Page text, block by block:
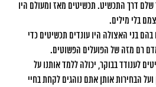
שלם דרך התכשיט. תכשיטים מאז ומעולם היו
בלי מילים.
בני האצולה היו עונדים תכשיטים כדי
רם מזה של הפועלים הפשוטים.
לענודד בבוקר, יכולה ללמד אותנו על
הבחירות אותן אתם נוהגים לקחת בחיי